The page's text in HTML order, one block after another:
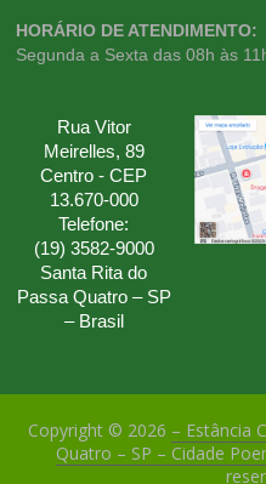
HORÁRIO DE ATENDIMENTO:
Segunda a Sexta das 08h às
Rua Vitor
Meirelles, 89
Centro - CEP
13.670-000
Telefone:
(19) 3582-9000
Santa Rita do
Passa Quatro – SP
– Brasil
Copyright © 2026 – Estância
Quatro – SP – Cidade